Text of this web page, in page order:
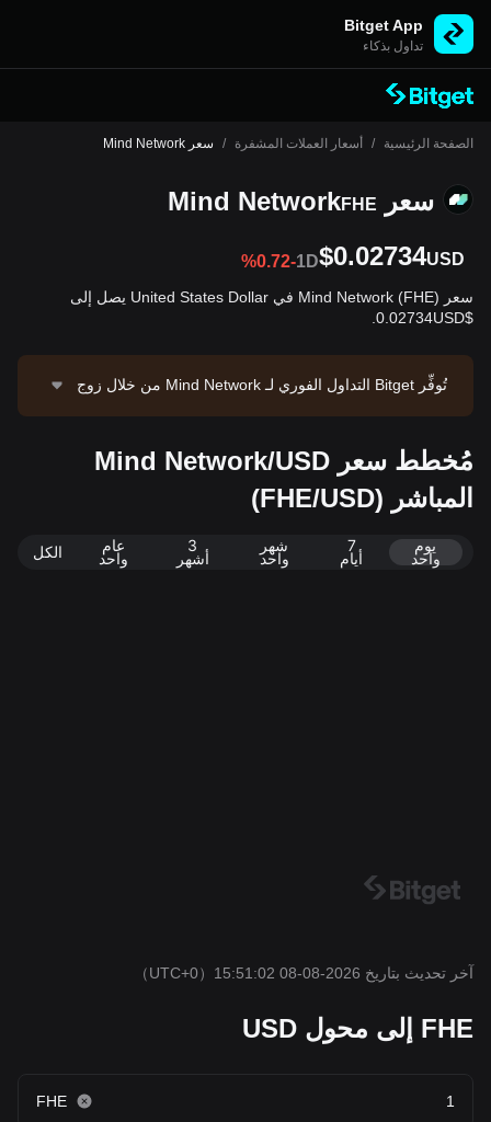
Bitget App
تداول بذكاء
الصفحة الرئيسية / أسعار العملات المشفرة / سعر Mind Network
سعر Mind Network FHE
$0.02734USD
%0.72-1D
سعر Mind Network (FHE) في United States Dollar يصل إلى
$0.02734USD.
تُوفِّر Bitget التداول الفوري لـ Mind Network من خلال زوج
مة السوقية لـ Mind Network حوالي $14,140,475.42، وإم
et. تاريخ آخر تحديث: 2026-08-08 15:51:02
مُخطط سعر Mind Network/USD
المباشر (FHE/USD)
يوم
واحد
7
أيام
شهر
واحد
3
أشهر
عام
واحد الكل
آخر تحديث بتاريخ 2026-08-08 15:51:02 （UTC+0）
FHE إلى محول USD
FHE